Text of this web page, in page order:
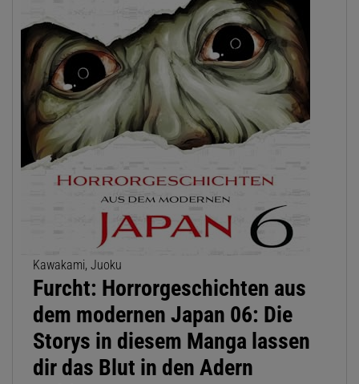
Kawakami, Juoku
Furcht: Horrorgeschichten aus
dem modernen Japan 06: Die
Storys in diesem Manga lassen
dir das Blut in den Adern